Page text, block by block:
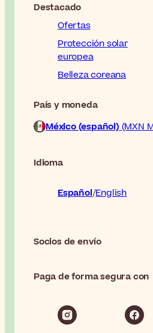
Destacado
Ofertas
Protección solar
europea
Belleza coreana
País y moneda
México (español) (MXN
Idioma
Español English
Socios de envío
Paga de forma segura con